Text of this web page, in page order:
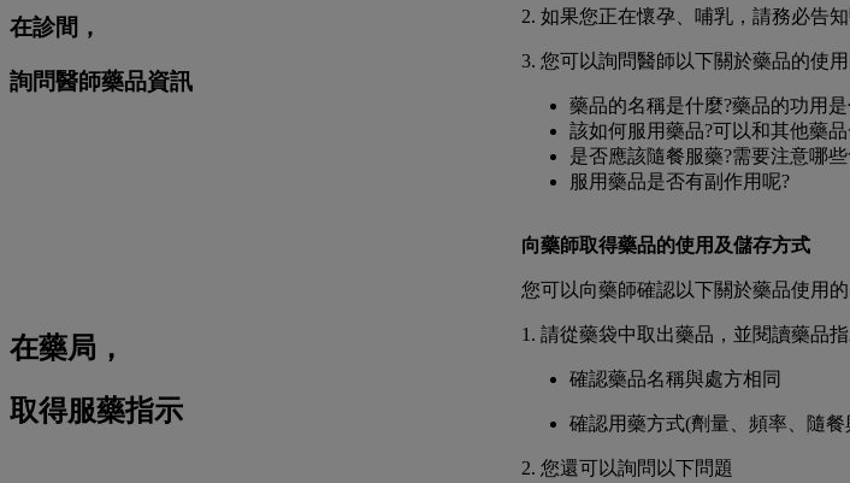
在診間，
詢問醫師藥品資訊
2. 如果您正在懷孕、哺乳，請務必告
3. 您可以詢問醫師以下關於藥品的使
藥品的名稱是什麼?藥品的功用
該如何服用藥品?可以和其他藥
是否應該隨餐服藥?需要注意哪
服用藥品是否有副作用呢?
在藥局，
取得服藥指示
向藥師取得藥品的使用及儲存方式
您可以向藥師確認以下關於藥品使用
1. 請從藥袋中取出藥品，並閱讀藥品
確認藥品名稱與處方相同
確認用藥方式(劑量、頻率、隨餐
2. 您還可以詢問以下問題